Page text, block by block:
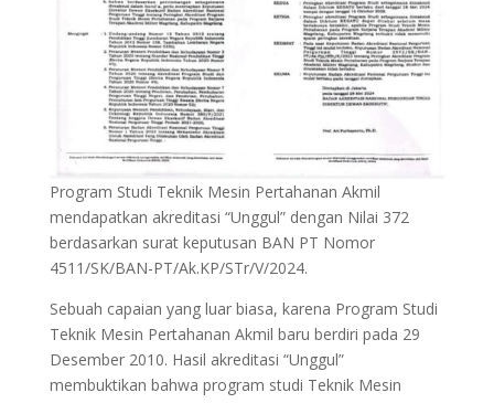
Program Studi Teknik Mesin Pertahanan Akmil
mendapatkan akreditasi “Unggul” dengan Nilai 372
berdasarkan surat keputusan BAN PT Nomor
4511/SK/BAN-PT/Ak.KP/STr/V/2024.
Sebuah capaian yang luar biasa, karena Program Studi
Teknik Mesin Pertahanan Akmil baru berdiri pada 29
Desember 2010. Hasil akreditasi “Unggul”
membuktikan bahwa program studi Teknik Mesin